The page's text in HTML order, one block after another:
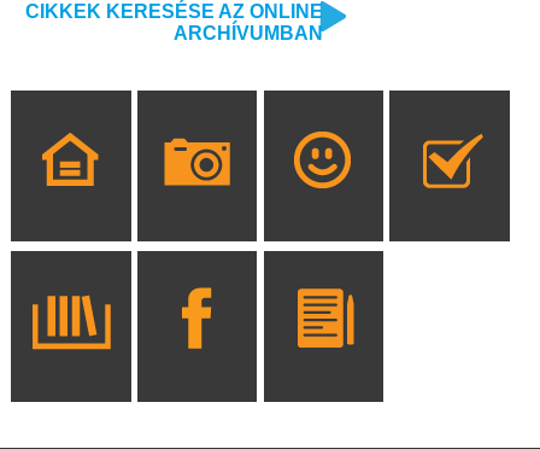
CIKKEK KERESÉSE AZ ONLINE
ARCHÍVUMBAN